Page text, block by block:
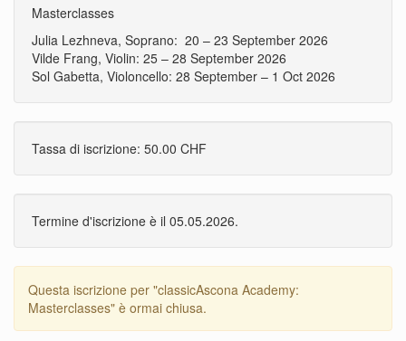
Masterclasses
Julia Lezhneva, Soprano:​​​​​ 20 – 23 September 2026
Vilde Frang, Violin​​​​​​: 25 – 28 September 2026
Sol Gabetta, Violoncello​​​​: ​28 September – 1 Oct 2026
Tassa di iscrizione: 50.00 CHF
Termine d'iscrizione è il 05.05.2026.
Questa iscrizione per "classicAscona Academy:
Masterclasses" è ormai chiusa.